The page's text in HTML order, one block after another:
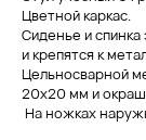
Цветной каркас.
Сиденье и
и крепятся к
Цельносварной
20х20 мм и
На ножках